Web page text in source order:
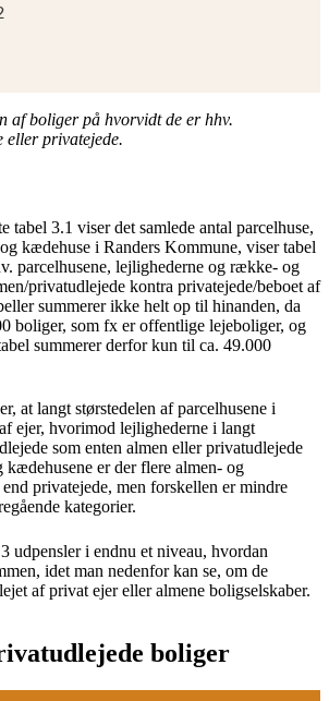
af boliger på hvorvidt de er hhv.
eller privatejede.
tabel 3.1 viser det samlede antal parcelhuse,
kædehuse i Randers Kommune, viser tabel
parcelhusene, lejlighederne og række- og
privatudlejede kontra privatejede/beboet af
summerer ikke helt op til hinanden, da
boliger, som fx er offentlige lejeboliger, og
summerer derfor kun til ca. 49.000
at langt størstedelen af parcelhusene i
ejer, hvorimod lejlighederne i langt
som enten almen eller privatudlejede
er der flere almen- og
privatejede, men forskellen er mindre
kategorier.
udpensler i endnu et niveau, hvordan
idet man nedenfor kan se, om de
af privat ejer eller almene boligselskaber.
boliger